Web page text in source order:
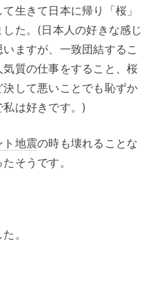
生きて日本に帰り「桜」
た。(日本人の好きな感じ
ますが、一致団結するこ
質の仕事をすること、桜
して悪いことでも恥ずか
は好きです。)
地震の時も壊れることな
そうです。
。